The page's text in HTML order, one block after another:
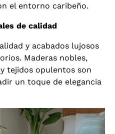
el entorno caribeño.
de calidad
y acabados lujosos
Maderas nobles,
tejidos opulentos son
un toque de elegancia